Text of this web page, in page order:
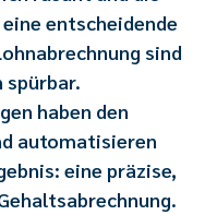
entscheidende
sind
spürbar.
haben den
automatisieren
eine präzise,